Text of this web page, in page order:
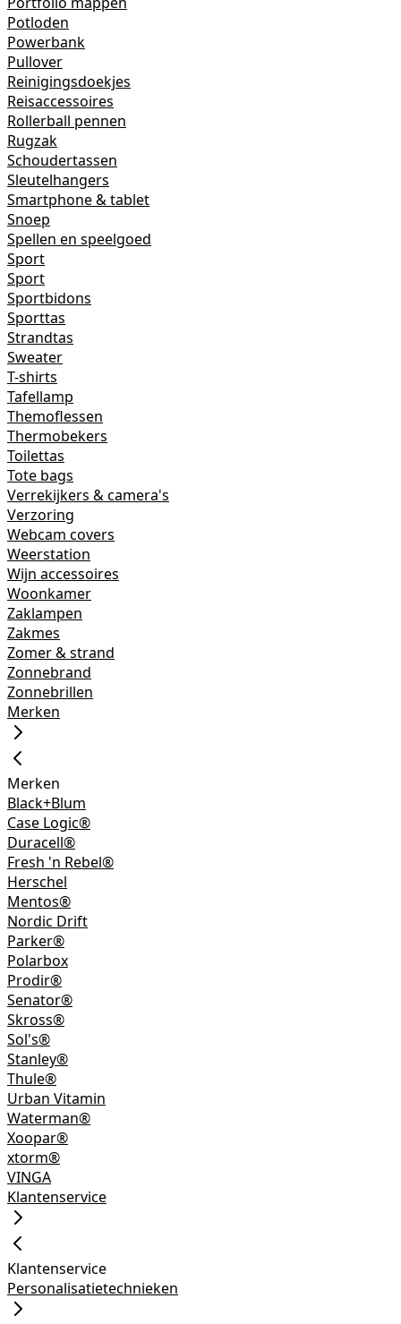
Potloden
Powerbank
Pullover
Reinigingsdoekjes
Reisaccessoires
Rollerball pennen
Rugzak
Schoudertassen
Sleutelhangers
Smartphone & tablet
Snoep
Spellen en speelgoed
Sport
Sport
Sportbidons
Sporttas
Strandtas
Sweater
T-shirts
Tafellamp
Themoflessen
Thermobekers
Toilettas
Tote bags
Verrekijkers & camera's
Verzoring
Webcam covers
Weerstation
Wijn accessoires
Woonkamer
Zaklampen
Zakmes
Zomer & strand
Zonnebrand
Zonnebrillen
Merken
Merken
Black+Blum
Case Logic®
Duracell®
Fresh 'n Rebel®
Herschel
Mentos®
Nordic Drift
Parker®
Polarbox
Prodir®
Senator®
Skross®
Sol's®
Stanley®
Thule®
Urban Vitamin
Waterman®
Xoopar®
xtorm®
VINGA
Klantenservice
Klantenservice
Personalisatietechnieken